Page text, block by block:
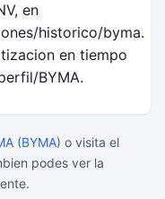
en
historico/byma.
en tiempo
BYMA.
(BYMA) o visita el
podes ver la